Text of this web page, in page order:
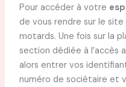
Pour accéder à votre
de vous rendre sur le
motards. Une fois sur la
section dédiée à l’accès
alors entrer vos
numéro de sociétaire et